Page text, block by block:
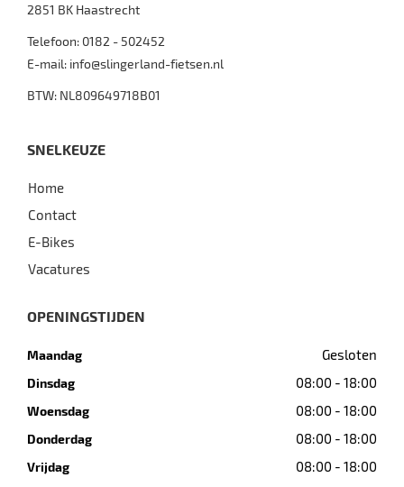
2851 BK Haastrecht
Telefoon: 0182 - 502452
E-mail: info@slingerland-fietsen.nl
BTW: NL809649718B01
SNELKEUZE
Home
Contact
E-Bikes
Vacatures
OPENINGSTIJDEN
Maandag Gesloten
Dinsdag 08:00 - 18:00
Woensdag 08:00 - 18:00
Donderdag 08:00 - 18:00
Vrijdag 08:00 - 18:00